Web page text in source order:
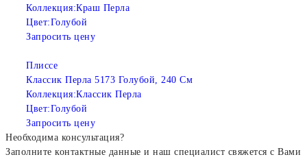
Коллекция:Краш Перла
Цвет:Голубой
Запросить цену
Плиссе
Классик Перла 5173 Голубой, 240 См
Коллекция:Классик Перла
Цвет:Голубой
Запросить цену
Необходима консультация?
Заполните контактные данные и наш специалист свяжется с Вами